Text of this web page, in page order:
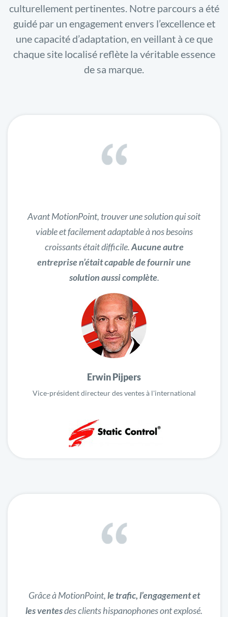
culturellement pertinentes. Notre parcours a été
guidé par un engagement envers l’excellence et
une capacité d’adaptation, en veillant à ce que
chaque site localisé reflète la véritable essence
de sa marque.
Avant MotionPoint, trouver une solution qui soit
viable et facilement adaptable à nos besoins
croissants était difficile.Aucune autre
entreprise n’était capable de fournir une
solution aussi complète.
Erwin Pijpers
Vice-président directeur des ventes à l'international
Grâce à MotionPoint,le trafic, l’engagement et
les ventesdes clients hispanophones ont explosé.